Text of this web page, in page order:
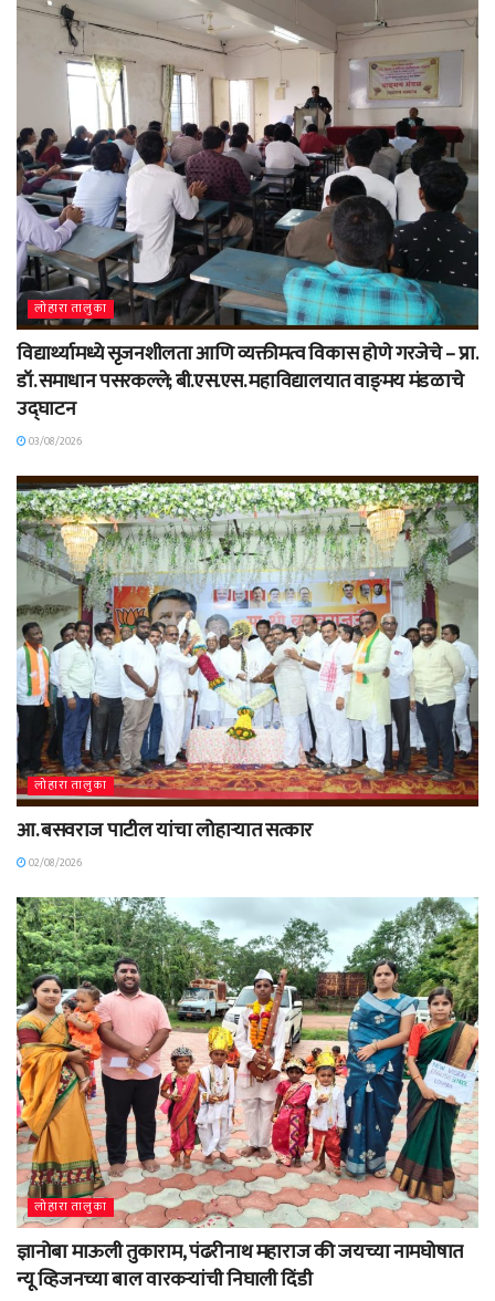
लोहारा तालुका
विद्यार्थ्यामध्ये सृजनशीलता आणि व्यक्तीमत्व विकास होणे गरजेचे – प्रा.
डॉ. समाधान पसरकल्ले; बी.एस.एस. महाविद्यालयात वाङ्‌मय मंडळाचे
उद्घाटन
03/08/2026
लोहारा तालुका
आ. बसवराज पाटील यांचा लोहाऱ्यात सत्कार
02/08/2026
लोहारा तालुका
ज्ञानोबा माऊली तुकाराम, पंढरीनाथ महाराज की जयच्या नामघोषात
न्यू व्हिजनच्या बाल वारकऱ्यांची निघाली दिंडी